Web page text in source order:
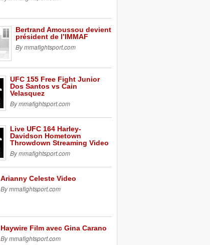
Bertrand Amoussou devient
président de l’IMMAF
By mmafightsport.com
UFC 155 Free Fight Junior
Dos Santos vs Cain
Velasquez
By mmafightsport.com
Live UFC 164 Harley-
Davidson Hometown
Throwdown Streaming Video
By mmafightsport.com
Arianny Celeste Video
By mmafightsport.com
Haywire Film avec Gina Carano
By mmafightsport.com